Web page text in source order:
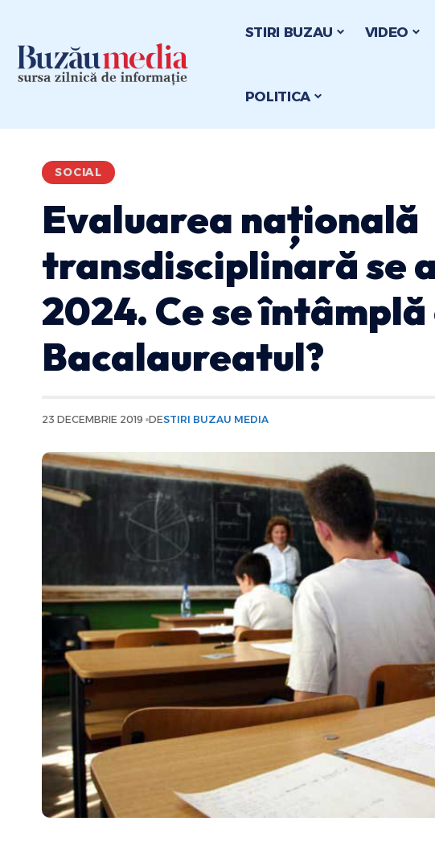
STIRI BUZAU VIDEO
POLITICA
SOCIAL
Evaluarea națională
transdisciplinară se
2024. Ce se întâmplă
Bacalaureatul?
23 DECEMBRIE 2019 DESTIRI BUZAU MEDIA